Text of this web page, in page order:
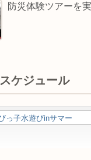
防災体験ツアーを
ケジュール
っ子水遊びinサマー